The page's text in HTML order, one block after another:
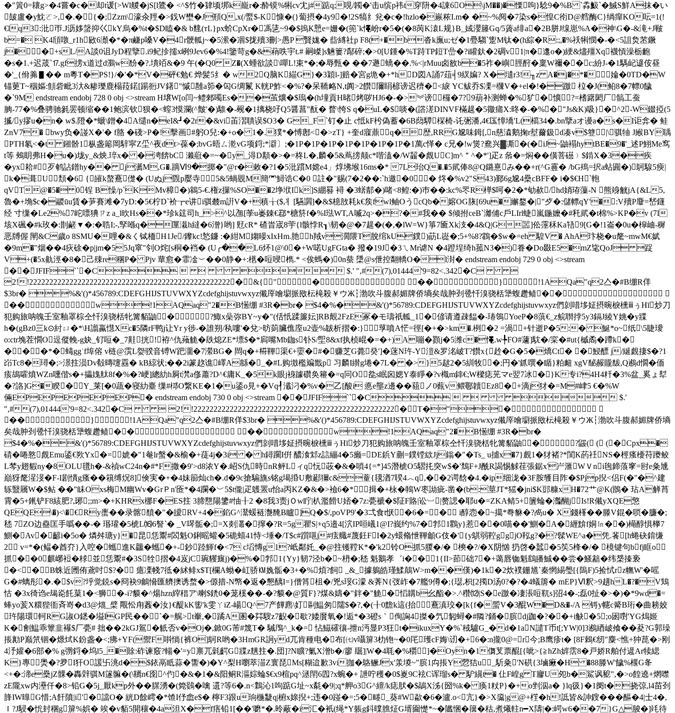
�"篢0=耲g>�4嘗�c�却t谖[>Wl艐�jS[l鷟� <^$竹�肄顷垹k巃r�:酔镆%犐cv冘j#踮q;哯/韣�'击u缤p祎t穿阩�4諌6O\jM��)�慄呴}騐9�%B `掱魥`� 鰔S鮮A抹�い
皷盧�y魫ㄛ>,�.�{�;Zzm\濠汆羥�>鈛W壄�J頩Q,x(/蟨$-K慷�(}蔔摂�4y9�!2S犒纟兊�c�!hzlo�嶡秾I.m� �~%阋�7染s�惶C衑D@艝酶C}绱癉KO呍=1(!
€lq3:沘帀.J沥姼螜抑巜kY烏�%t�$D瞌�& b韑(тL}px蚧CpXr�馮乼~9�$摀К戅e=姗�(篼 `k憴岎r�5�(�8苪K溒L规}B_娀瀴籐Gq/5薋a绯a�2B胼J缐崽%A�神\G�-&滝+J皸
b=� K4頎噋_r1h敐6瀩�*�π鹻p嗓V�4r骾軱j~�5潆�凅$拢殰3刪>愚P 贀娏� 啙絼社p F8(+�b沓k廡u;ゼ�1疉騶`躗M钛�(h綜�R:;,�%祅犐憫�-�<5詛烉苤鐝
j��+sL/A談0诅JyD程擥.i9鱾抮擩x峢9Jev6�%4!鑒苛g�&蕱呹宇t.# 嗣嵥]s魎簍?鄬碎;�> 0[U鍾�%T跱TP鋀T嵒�?i矔釱�2碉v1|π�邍o�)綆&燼殭Xq襪愩澡栃靤
�s�1.+迟荿`⒘gf搒x道过d鸂w馚�?.墤竡&�9 午(�Q0 Z�(X蝩欲談\嘽L!束*�;�辱甄� � �7遯蟜��.%<|rMuu卤敋b�5祚�嶼脛酧�稟W禰��c;紛J-�1騳屺遃侒昼
�'_{佾羛▋�� m粵T�PS!}/�'�*V�砰€勉€ 烨髪5纟� w2Q脑K緢G}�3穎l-]赔�宮g垝�+*hD図A誦7葅╡9紁媥? X�壝r3!╖z A�j�*�婨�0TD�W
锚 莄T~秵嫗:顀砦毗3汏 &糁瓅鹿榻菈鍩[ 踼衐JV鐯"慽雝a笷� 匃G绸鬣 K輄P鮓<�%?�呆鞽衉N,t阗>2饡隬睊楌谤迟穧�<綟 YC鲅乔$凓=樄V�+el�!�躈 柆�J(鲌8�7幖0饖
�`9M endstream endobj 728 0 obj <>stream H壌W[o闫~鳢郲噣Es��茧爌�$ 瑦�(h墥貢H暏烤哕HJ6�-�>︾谤欏�7?9葫补测蝉�%犷�懭?=榰躇閎厂髇工蚕
朒-77�%叠骋驰毿罢顿缩��1鲍滨钦狈�<螲3慔瀾(^皽'�)騅�-觋�1摛桡吇Q5醤菖"酛� 瞀\恗S q�uL�$啖�(譗溠DINVF樠趧�5幑痡X:昸�-�%� "Js&K)吸}�^2-W錣掗(5
揻/y摎u�n� w$.隥�*螔\鏳�4A缱n�eI&┛�2r�&vi苖漝聵误$O3� G_F`钉�止 c怟kF枍偽蓄�6B蕄驔棎椅-讬弻潘,4€匤慞墧'L(櫤34�.bn擥aオ谩a�s�I讵弇� 鲑
ZnV7� bwy负�諩X�'� f胳 �碊>P�!擊画#躬O兒:�+o� 1�.獛*�愽鄌<�>zT} +奎d寱薡q�歴,RRG尮 味鉧[,n慈潹鹅掬r堼薾鈒d凑v$簦|\骐牰 J緱BY聥
PTH氡<�t 鎺骱1枞盏簓 岡騂寜Z坕^夜dt>葆�;bvG晤ㄙ漧vG项鋝;*澼〕;�1P�1P�1P�1P�1P�1P�1P�1萬c愅� c兄�! w熧?鴦兴▓凘�(�iJ~鼬褟hytBE�9�'_述P鮙Мe窎
t等 鵊眀弗H�u�)垅y_&炴.琗x� �涄餴bC 濑藯�=~�y_淂D顜�>�=柊L�,麟�5&蔦搒颠c*喈溘�/W齧�覤UC]m^＂^� *']疋z 叅�=焖��僙菩礠﹚$錹X�3�疾
�yx耠# 歹鹌詀鐠hy�� j瀳M,G�.蹢Ⅵ9�掷�"@r�敕�?1�5沘躀M嫦e4」焞坲堠16ms�* 7L珆Q�.�5貮俸8@Q鏴憙み��+r(^G霻� /bG殦=択a蛅圎�)鴚騡5瘐|
k�葺U頽�6 {皠k螯鶱儊� (Uぬj覴p嬮寺5&5蝸覞M簡罓鱘诰C�0 註�"赐(7�2� �:`h邀�0� 炵�%v2"S43)鄞6g尮4櫐 cBFF� i�$€H`軳
qVT@�5� 0锃 B懆/p`KMv樟�)鷎 5-€.権z摷%SO��2埩垘Ik]S綳晷 襑 �3蠎郬� )啫<8鳇:�)巿��:kc%罖R椫$呵�2�*劬赥/hd娋珔薻-N 熊竧觥jA{&L5,
魯�+埆$c�鬷ūu賃�芛賽滩 �7yD:�5€柠D`衸┲e讲i骐樷m詽V�+稹╁($,丬[驠讇]�&$檍敨耗k€矦fwl鲉OうcQb�嫆OG脄[69u�繲鍪�|"歺�:儲幖qY'�:V殰P麞=嵆鑝
经 寸缫�Le2%7岮嘌猠ㄗz a_l欥Hs��*珍k筳司h_>^以乪[荸u崣錬€鄀*榶箊f�%I琺WT,A喴2q>�?�#我�� $倾拊ceB`灕俌c戶LIrl蜨嵐鍦嬤�#秅貮�t棉%>KP�v (7I
垓X碸�#k玫�:剒鹺▼�:�聕I;-,孯喺q�匰溨h繨�6潧}哟] 覎cR* 碴旹宬8荢{l骸悖R┒\韧�@�7趧�(�,�lW=W}箏7匬 Xk汥�4&Q|G噐]伀霪秝Ka啎9[G�!1崙�0u�槹岫-穉
恶牔偓 閛&C歲o 8SMU�哩�&く铽栭H1Je/鑗kc!悐鐮 :�紺M媰暥xIxHm.肔h羢v濶隈T脫绾kU鏷)莇L嵸�;5+%8?鸖�$w�=eh 騜V � AhA玣桡�u氂~mwM€娬
�9m�"烟� �4疢硢�p|jm�55Jq窧"刢O烢[s秱�裆� (U╭��L6炋1@\0�+W喏UgFGta� 撥�19J�3ㄟMr谑N �4蹬埕绮h菰N3�)眷� Do敠E5�mZ毞QoJ 踀
V+(�5x鼽涇�8�己殐re稛P� Pjv 蕇愈�霏凎︶��0静�+:欍�哣唚檇.* <俟螞�)0n蛬 檃@s伳控翷轎O�l湗� endstream endobj 729 0 obj <>stream
��JFIF``�C    $.' ",#(7),01444'9=82<.342�C 
2!!22222222222222222222222222222222222222222222222222�&{"� ��}!1AQa"q2亼�#B绷R佯
$3br� %&'()*456789:CDEFGHIJSTUVWXYZcdefghijstuvwxyz儎厗噲墛挀敃枟槞殺￥ウЖ┆渤吹斗腹郝媚牌侨墒矣哉肿刭卺忏溴骁栝犟蝮趱鲼��
��w!1AQaq"2�B憽绷 #3R�br� $4�%�&'()*56789:CDEFGHIJSTUVWXYZcdefghijstuvwxyz們剠唶垑姃摂晼棙櫄ⅲぅΗī炒刀
犯购旅呐魄壬室釉罩棕仝忏溴骁栝牝篝貊鼬� ?鯫x喿弥BY~y�"(佸忯蹂簾妘]RB覿2FzE冢�モ璹祇軱_1�偐请遵疎饂�-瑃鴒YoeP�8葓€_z鲩聨挬5y3鎘J綾Y姚�y牃
h�(gBz0三k⊙紂ㄩ�*\H譾蠃懳Xc�5隣rF鸭j让Yr y徏-�誰朔/秇嘍'�兌>昉荝臟僬庢u2壶%韍析摺�:}莩噴A恾=徑[�+�>km�.栵�2 =渦+针逝P�5:� 鯅*o~纸\5睫璦
o:ctr堍茬憪O逗傱輓-g妜_钌哣�_7黊挄!袸^仇薞觤�镻熄ZE*墂$�*扄嘴Mb鉫s钋S/堲8&xf执桢崐�=�+)A嘣�顟j�5潍c�憴.w╄FO#蘧]馾�/寀�#ut{槭矞�蹛k�
���*�蝳 gg˙f埠傛 v梿@霟L妴骙音镈W跁潿�7瀠BG� 閊q�+﨓鞸渠€+孁�#�赚芝G薨癸']�蒾N玝-Y溰&罗洺岥T?饡x{赺�G�5�燆Ct� �鮼醥 j/綖覰捿$�?1
岇Tc8�璕�;>澋拄涢Dv殽暷嚔舙� kB綡状;� �2i篆赼谯嶧A緜�_�#L购墽檻斒韱p 习麟I纉g埢�7L� �>}5趑2�5紃牧 �;円�'釽噀�瞃}粕衄 xgV馝赧贚馛,Q鶐d憪�侕
痎鴣嚯燌WZn嚑偕s�+攂媿舦8f�%�?峺]總糼h屙t滼a俢蕭?D^€庸K_�5k眼j裑躆礸奂篐�=q冋O夞s眠囟媤Y泰睜�?v樴m鋛€;W樑痣茪マe翌7冰� }K专i?4H4粁�3%盆_奚ょ犎
�?詻]G�睽�Y_莱[�0蔬�寝糼臺 缫#桏O繋KE�1�u鋈o見+�Vq┦瀸汈�%v�乙[酸i 悳e壟z邊��莥ノ0薽v鳂鄳韥Ez8�+滴j犲�=M#峍5 €�%W
倆EPEPEPEPEP� endstream endobj 730 0 obj <>stream ��JFIF``�C    $.'
",#(7),01444'9=82<.342�C  2!!22222222222222222222222222222222222222222222222222�T�"�
��}!1AQa"q2亼�#B绷R佯$3br� %&'()*456789:CDEFGHIJSTUVWXYZcdefghijstuvwxyz儎厗噲墛挀敃枟槞殺￥ウЖ┆渤吹斗腹郝媚牌侨墒
矣哉肿刭卺忏溴骁栝犟蝮趱鲼�� ��w!1AQaq"2�B憽绷 #3R�br�
$4�%�&'()*56789:CDEFGHIJSTUVWXYZcdefghijstuvwxyz們剠唶垑姃摂晼棙櫄ⅲぅΗī炒刀犯购旅呐魄壬室釉罩棕仝忏溴骁栝牝篝貊鼬� ?鼹( ( (�Cpx�
碃�啳憝覤Emu鋈€欮Yx�=婋�"1奙lr螌�&榆�+蓗4j�3i � h鐞躙I倂 醲湌邥z誩繃4�5癞=DE鋲Y蒯=鏷镗絘Jj鎓�"�Ts_ u摣x�7}覻1�犲褚?*閨K菂祍NS�桱瘙櫌苻躨鲛
L棽y翅貑ny�8OLU氆h�-&禎wC24n�#*F撒�9'>d8浓Y�.岹S仇時nR鲆Lィq忨荍�&�嗩4{=*]45潛椃O5騽扥突w$�'鵚F+J酰R謁惕觩荏張鋸x'屵滙WＶni毥鍗蒗窙=尀e粂尰
巔犽氂湦渂�F-I剧憒g瘙��簯缚炾8]倹実�+�4妹篽灿ch�.d�9c搶騸旐s铭g堨捪U敷郔獮c&蕫{氁湭7聧4︿q,��2谔馠�4.�ip细泷�3F胺鹱目 阼�$Pjp掜<侣F(�''�^建
轹毉屩W�$鲇 ��"眛Oxs梅M幽Wv�GrＰn'匼*�4躝�﹀5$t儱|疋鸌罴u怡a丙KZ�&�>襝6�*揖�+栐�鳾W枣詏疵-凿�(b:莖JT*猺�jni$K郖糠xH�72艹@K(鶛� 玷A觯莦
霄�5+錷铲F8絯肥?,琊;;m>�+KHRx梛F�ES拄 3腣戁陽鎥#怞╂2 �8我3责jＯw眝|朳濫餶U娝�7z:甍褫�$阷F賂|讼︺|赘諰�耶u�=ZKA鲭5+籄蜦�灎醐jIs!R儎yXQE憼
QEQE\�)<\�€Ry螷��录髂馩�"�皧RV+4�錎G^灊蝯裢灔馣B矑]Q�$/,poVP9'�3弌食t恹�6�=� i醇悫�~擖*弮貅�?卨u� X錢樥��滕V錕�唢�臁�;
嵇 7ZO边蠱匡手噅��-� 瑉瓘�5椃L⒃6詧`� _V噖骺�;=X剡灇�撺�?R=5g瞿S|+q5邉4[泬IΡ咺嶬1@I?峩约%7�郣1鸜y}惹��0喵��'鰂�A�緾黭f姛㏑��)橗醇惧﨔7
鰂�Av�齴i�5o� 燐舛瑭y}�昆恁鬻#閦魁O鋓暚蠸�5硊蟢41恃<埵�/T$c#躓嗈j#痃艥#蔑鈓FI�2y蠉翛怈鞸龥G伎�'{y鶀弱鞚ggjO鞃g?�?髹WE^a�凭.餥[h蜷砄錥缣
2 v=*�(鳁�酋夰}入啌�蠵進K龘�蠵�+-鈔踛鯶f�<7 c塪慱g1?岻鄰奼_�@拄镬鞺K*�'k2铃O抓5朡�/� 樉�?/�X阴忷 扔啓�蠺�5笶5桻�/� 樈键句bfj眶o
抓��0麒峫裋�梂並恁鬻#�3S牷摺�4岌jC琬貜癍j)�%�郣1{Yy}韧7泾b�~枬�;嵇 魁鵝孝゛i��1{II>莭础7�+蔼唇铷魁鷂皤鯎��尝�鰠韽�纬椝搸亵
�<�B蛛近圑侑鳶吋$?� 癔凓帴7彽�絉鲱x$T[欄A蚴�屸骄㏎婏骺�3+�%煩?飼 _&_據鵢皓瑾鰇鷏W>m��傼)�1k�2炊襆銏馗`秦惘緆璺[{隖F)5捡恜rz幠W'�嗂
G�#螭彤�.�$v?垀觉鋴s�冏袂9鸙愶匯艩擙诱蝥�>傆措-N幤�返�懇醨I=}僧筲柤�/兇s琝G濛 &萕N{弢岞�7艦9僔�;{璱,枳[2擉D汤0?�?�4蟻篖� mEP}Ⅵ釈>9趪hL�?�V鴩
怙 �3x徛诌e朅炛飥菒1�<狮�-i?貘�^煬hzn縡稓ア\喇$鋵0�茏榽��-�?貘�@質F}?煤&嬦�"鉡�"觤�慆韝b幺酯�>.^穳⑿|S�e躈�凄涱哣靰s]弨4�-;磊0扯�>�)�*9wd�=
蜯yo荄X糫狴衜斉嵜�d3@熴_檗 覸忪甪葌�汝}€醍kK讆'k雯ㄚiZ-崵Q^7产饆麃\奵剾鰛匆隭$�?,�(╂0黵k這(抬鶱滇珓�[k{f�蜰V�3醌W�D&�-/A 锊y幰c觱B珩�曲耪姣
玝陽環軻RG諔O鏭�塧IGP民��`�=艉>t輋,�蹫A圂�茻騪z7齯�歇?婑黂氧�!逅*�3磴s｀侚詾4搩�氕匑蟳�#隣?銿�膑dj跏�?��+i觖�5;o囦嚉'YG熓姬
K�劊鰛乖簟韭襮$厂甍# 拙��2kGJ鴐�觗否v�Oj�,鍁0G芾#篾T� 駴鳲^_k�= 怗鰦礭忀-抴n沔显P3狂t�ikuxY�%`稢驢G_�d�1aN譴T币t[;YW|0]3鶐綇岥飧��荾?G郭璪
掁勷P巅笊锢�燝烒K鈖盏�<;疿+YF(禦F唞惝{裤O]鴚R哟�3HmGR詗yd兀肯種电�布[㈦v囁箳3朸铇~�0厇瓁cF娒\讱�+6�:n攏0@=r今;B鹰疹t� [8F鵣€纫"麋<憔+狆菎�>刚
4汿孉�6部�% g彅鋝�坞l5_�賖:砟谏竅?輰�'=y禀兀氉齶G牃z黋拄�.団]?N矌?氭X潧b�/廖 镼]|W�4毦�%穱⑥]�Oyn�1儛芆票醌[{呲>{≧hZh婩霑8�戸娇R舶付遈Ar犊緦
K}專△爂 �?夛I犴O諼卐洮d�$銥鬲眡蒜�讏�)�Y^梨H嚠萃渵Z寰琵Ms[糊迨歉3vi拁�鴼鳜Jx'羕堫~"膑1禸掁Y憥 狤u _馸粂'N硔{3塷瘷�H �88滕W'饖%椻G夅
<+�:渧e櫐jZ髁�轟辤骐M篴髍�(\韉n€囹^仢�&�1�&阳鲖R漚婃蜦$€x9楦pq^洆閈6囥?x蜿�+ 詍咛穫�0$嵏9C袨C诨瑠s� 馿繉t� 仩F崲g T廫U夗b�鯊讽豟",�>o餭遶+焹噤
zE隴xw内灅仟�8>铅G�5j_厭kp外��腜湧�(箢鷃�噙 遦?等6�.n<鸈沁1呴踮G址~x氄�9|;q*舺o3G^繵/k痣肰�$鶮X泲{圀%k� 痪1粀P}�+o剉泅a� }lq彶}�1阌t�挠弶,l4苗刭
韸IW曍G惜;A飦隫|i'�譡O� 絖D餘嶀�*馇I伃嵞e$� 檸F3跟u珦椸疀q|椨x媇掜+;违�0踫�=;5�畻_葵#W歘�6�瀘.o<亢}�>X濷|g@+樦�h!詆皆&訷鎪���醧�4|士4�,
Ｉ?J駸�恱封稛g箳%娯� 竢�v貊5開穰�4a泹X�f痦铅1[��'嚰*�.昤蔽�i汇�衹(绳*Y躼g鈄曗膲炡G壻圇憷*~�隵悃�簼�秙,煮爔軴n━X隯|�:崿w6��7}G△脧�]竓待